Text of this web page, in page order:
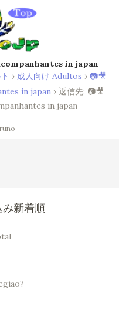
in japan
› 成人向け Adultos › 📷🎥
in japan › 返信先: 📷🎥
in japan
み新着順